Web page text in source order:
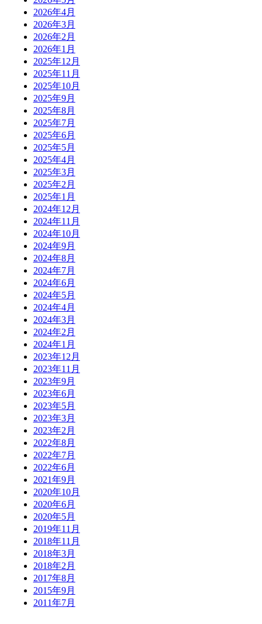
2026年4月
2026年3月
2026年2月
2026年1月
2025年12月
2025年11月
2025年10月
2025年9月
2025年8月
2025年7月
2025年6月
2025年5月
2025年4月
2025年3月
2025年2月
2025年1月
2024年12月
2024年11月
2024年10月
2024年9月
2024年8月
2024年7月
2024年6月
2024年5月
2024年4月
2024年3月
2024年2月
2024年1月
2023年12月
2023年11月
2023年9月
2023年6月
2023年5月
2023年3月
2023年2月
2022年8月
2022年7月
2022年6月
2021年9月
2020年10月
2020年6月
2020年5月
2019年11月
2018年11月
2018年3月
2018年2月
2017年8月
2015年9月
2011年7月